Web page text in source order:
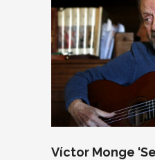
Víctor Monge